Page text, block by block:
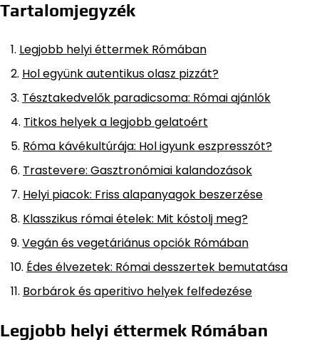
Tartalomjegyzék
Legjobb helyi éttermek Rómában
Hol együnk autentikus olasz pizzát?
Tésztakedvelők paradicsoma: Római ajánlók
Titkos helyek a legjobb gelatoért
Róma kávékultúrája: Hol igyunk eszpresszót?
Trastevere: Gasztronómiai kalandozások
Helyi piacok: Friss alapanyagok beszerzése
Klasszikus római ételek: Mit kóstolj meg?
Vegán és vegetáriánus opciók Rómában
Édes élvezetek: Római desszertek bemutatása
Borbárok és aperitivo helyek felfedezése
Legjobb helyi éttermek Rómában